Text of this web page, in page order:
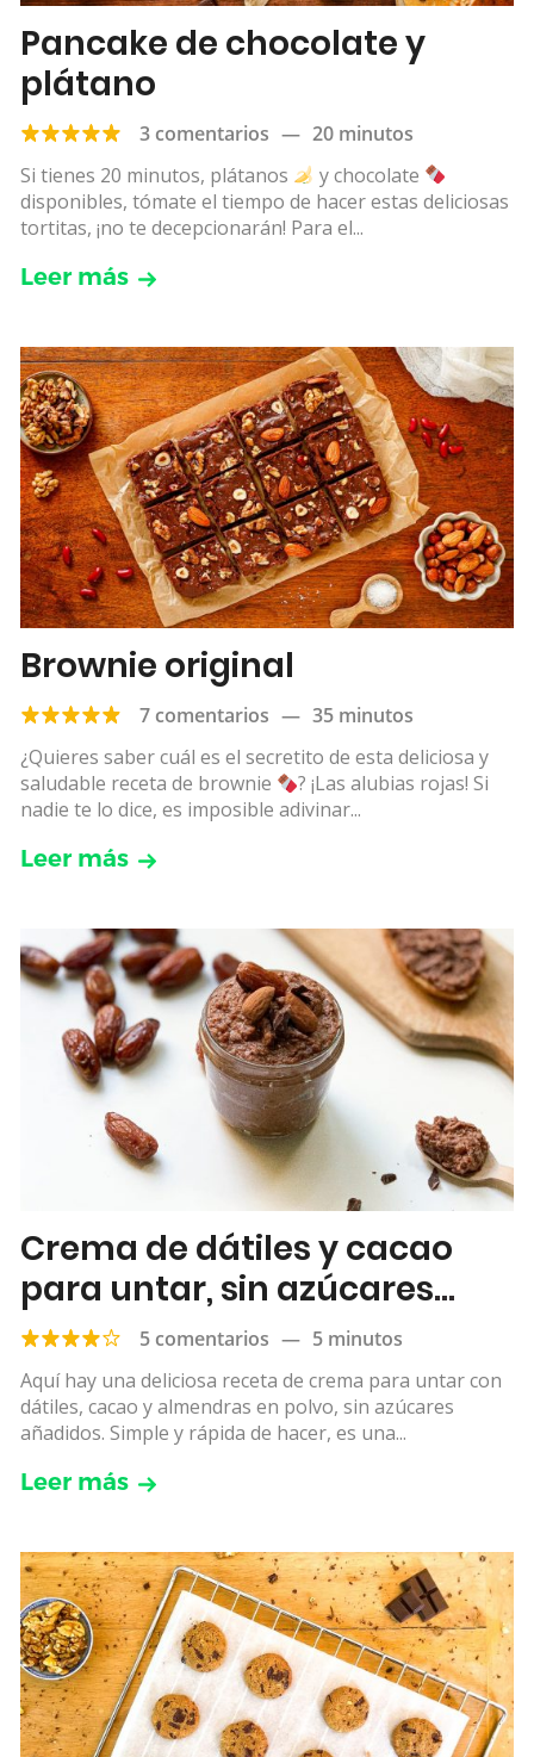
Pancake de chocolate y
plátano
3 comentarios — 20 minutos
Si tienes 20 minutos, plátanos
y chocolate
disponibles, tómate el tiempo de hacer estas deliciosas
tortitas, ¡no te decepcionarán! Para el...
Leer más
Brownie original
7 comentarios — 35 minutos
¿Quieres saber cuál es el secretito de esta deliciosa y
saludable receta de brownie
? ¡Las alubias rojas! Si
nadie te lo dice, es imposible adivinar...
Leer más
Crema de dátiles y cacao
para untar, sin azúcares
añadidos5 comentarios — 5 minutos
Aquí hay una deliciosa receta de crema para untar con
dátiles, cacao y almendras en polvo, sin azúcares
añadidos. Simple y rápida de hacer, es una...
Leer más